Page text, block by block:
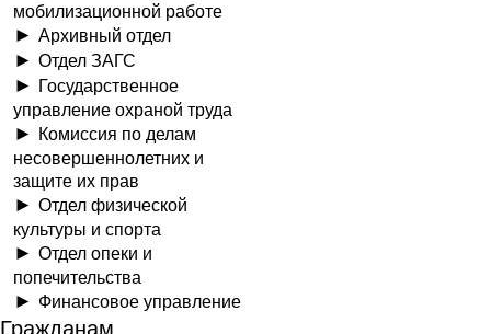
мобилизационной работе
Архивный отдел
Отдел ЗАГС
Государственное
управление охраной труда
Комиссия по делам
несовершеннолетних и
защите их прав
Отдел физической
культуры и спорта
Отдел опеки и
попечительства
Финансовое управление
Гражданам